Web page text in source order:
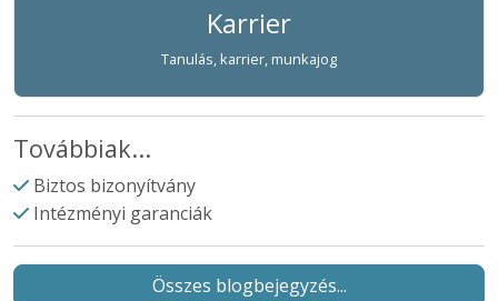
Karrier
Tanulás, karrier, munkajog
Továbbiak...
Biztos bizonyítvány
Intézményi garanciák
Összes blogbejegyzés...